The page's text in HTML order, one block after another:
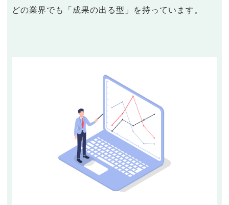
どの業界でも「成果の出る型」を持っています。